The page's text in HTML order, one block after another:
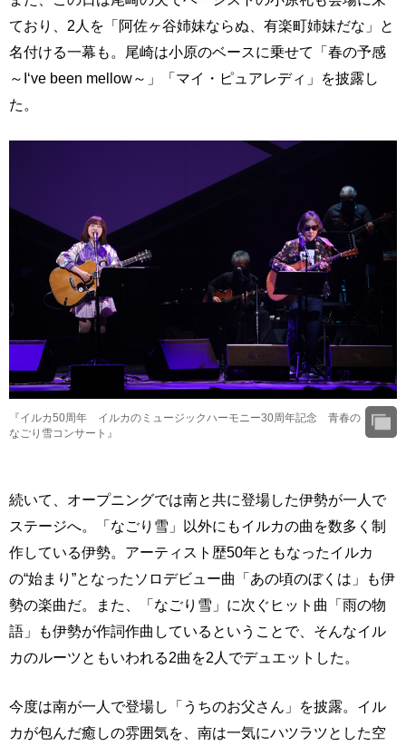
ており、2人を「阿佐ヶ谷姉妹ならぬ、有楽町姉妹だな」と
名付ける一幕も。尾崎は小原のベースに乗せて「春の予感
～I‘ve been mellow～」「マイ・ピュアレディ」を披露し
た。
『イルカ50周年 イルカのミュージックハーモニー30周年記念 青春の
なごり雪コンサート』
続いて、オープニングでは南と共に登場した伊勢が一人で
ステージへ。「なごり雪」以外にもイルカの曲を数多く制
作している伊勢。アーティスト歴50年ともなったイルカ
の“始まり”となったソロデビュー曲「あの頃のぼくは」も伊
勢の楽曲だ。また、「なごり雪」に次ぐヒット曲「雨の物
語」も伊勢が作詞作曲しているということで、そんなイル
カのルーツともいわれる2曲を2人でデュエットした。
今度は南が一人で登場し「うちのお父さん」を披露。イル
カが包んだ癒しの雰囲気を、南は一気にハツラツとした空